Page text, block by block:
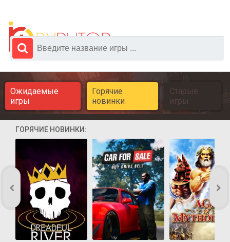
Ожидаемые
игры
Горячие
новинки
Старые
игры
ГОРЯЧИЕ НОВИНКИ: